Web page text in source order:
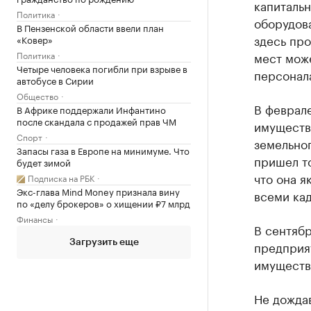
Политика
В Пензенской области ввели план
«Ковер»
Политика
Четыре человека погибли при взрыве в
автобусе в Сирии
Общество
В Африке поддержали Инфантино
после скандала с продажей прав ЧМ
Спорт
Запасы газа в Европе на минимуме. Что
будет зимой
Подписка на РБК
Экс-глава Mind Money признала вину
по «делу брокеров» о хищении ₽7 млрд
Финансы
Загрузить еще
здесь
мест
В
пришел
что она
всеми
В
Не